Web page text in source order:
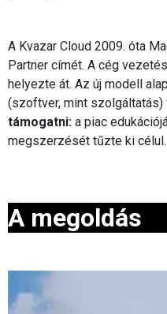
A Kvazar Cloud 2009. óta
Partner címét. A cég
helyezte át. Az új modell
(szoftver, mint szolgáltatás)
támogatni: a piac
megszerzését tűzte ki célul.
A megoldás